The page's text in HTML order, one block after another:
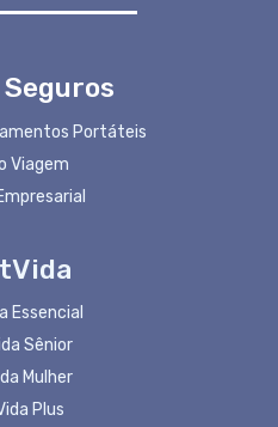
Portáteis
Viagem
Essencial
Sênior
Mulher
Plus